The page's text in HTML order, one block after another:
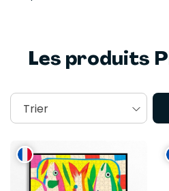
esthétiques. Chaque création
marque Piece & Love
démarche respectueuse de
sans plastique, et certifiés
conscience écologique🌿
Les produits
Trier